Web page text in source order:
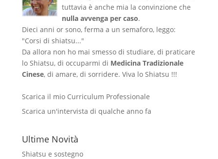
tuttavia è anche mia la convinzione che
nulla avvenga per caso.
Dieci anni or sono, ferma a un semaforo, leggo:
"Corsi di shiatsu..."
Da allora non ho mai smesso di studiare, di praticare
lo Shiatsu, di occuparmi di Medicina Tradizionale
Cinese, di amare, di sorridere. Viva lo Shiatsu !!!
Scarica il mio Curriculum Professionale
Scarica un'intervista di qualche anno fa
Ultime Novità
Shiatsu e sostegno